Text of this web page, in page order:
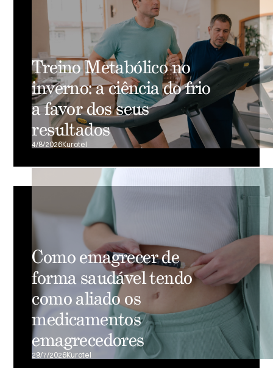
Treino Metabólico no
inverno: a ciência do frio
a favor dos seus
resultados
4/8/2026Kurotel
Como emagrecer de
forma saudável tendo
como aliado os
medicamentos
emagrecedores
29/7/2026Kurotel